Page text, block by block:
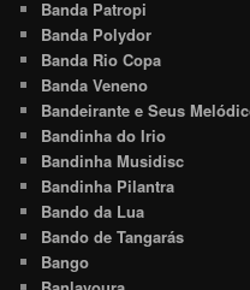
Banda Patropi
Banda Polydor
Banda Rio Copa
Banda Veneno
Bandeirante e Seus
Bandinha do Irio
Bandinha Musidisc
Bandinha Pilantra
Bando da Lua
Bando de Tangarás
Bango